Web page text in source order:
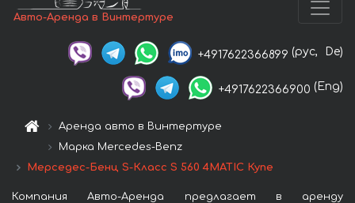
Авто-Аренда в Винтертуре
+4917622366899 (рус, De)
+4917622366900 (Eng)
Аренда авто в Винтертуре
Марка Mercedes-Benz
Мерседес-Бенц S-Класс S 560 4MATIC Купе
Компания Авто-Аренда предлагает в аренду